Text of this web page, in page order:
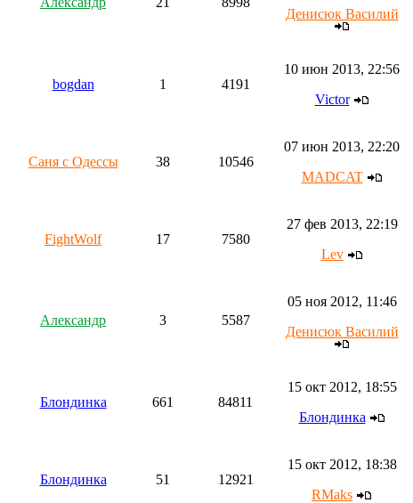
Денисюк Василий
bogdan 1 4191
10 июн 2013, 22:56
Victor
Саня с Одессы 38 10546
07 июн 2013, 22:20
MADCAT
FightWolf 17 7580
27 фев 2013, 22:19
Lev
Aлександр 3 5587
05 ноя 2012, 11:46
Денисюк Василий
Блондинка 661 84811
15 окт 2012, 18:55
Блондинка
Блондинка 51 12921
15 окт 2012, 18:38
RMaks